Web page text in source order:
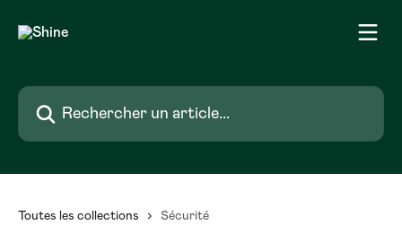
Rechercher un article...
Toutes les collections Sécurité